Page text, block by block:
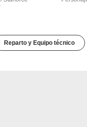
Reparto y Equipo técnico